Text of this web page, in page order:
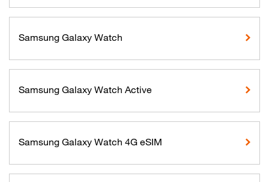
Samsung Galaxy Watch
Samsung Galaxy Watch Active
Samsung Galaxy Watch 4G eSIM